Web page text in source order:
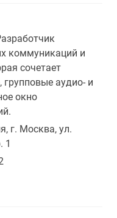
коммуникаций и
сочетает
групповые аудио- и
окно
г. Москва, ул.
1